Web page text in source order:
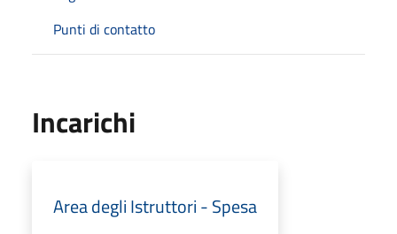
Punti di contatto
Incarichi
Area degli Istruttori - Spesa